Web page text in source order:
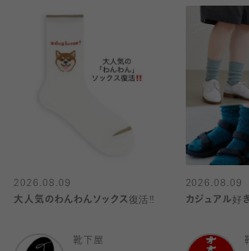
2026.08.09
大人気のわんわんソックス復活‼️
靴下屋
2026.08.09
カジュアル好